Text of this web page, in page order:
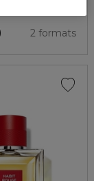
2 formats